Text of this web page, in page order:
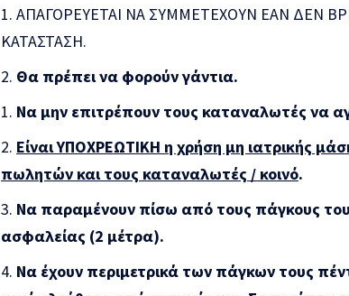
ΑΠΑΓΟΡΕΥΕΤΑΙ ΝΑ ΣΥΜΜΕΤΕΧΟΥΝ ΕΑΝ ΔΕΝ
ΚΑΤΑΣΤΑΣΗ.
Θα πρέπει να φορούν γάντια.
Να μην επιτρέπουν τους καταναλωτές να
Είναι ΥΠΟΧΡΕΩΤΙΚΗ η χρήση μη ιατρικής
πωλητών και τους καταναλωτές / κοινό.
Να παραμένουν πίσω από τους πάγκους
ασφαλείας (2 μέτρα).
Να έχουν περιμετρικά των πάγκων τους